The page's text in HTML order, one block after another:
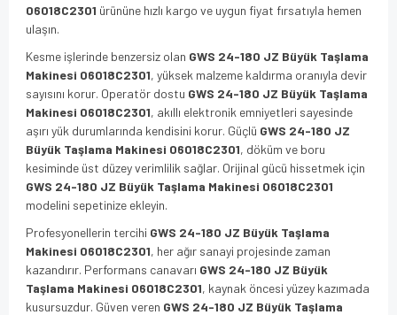
06018C2301 ürününe hızlı kargo ve uygun fiyat fırsatıyla hemen
ulaşın.
Kesme işlerinde benzersiz olan GWS 24-180 JZ Büyük Taşlama
Makinesi 06018C2301, yüksek malzeme kaldırma oranıyla devir
sayısını korur. Operatör dostu GWS 24-180 JZ Büyük Taşlama
Makinesi 06018C2301, akıllı elektronik emniyetleri sayesinde
aşırı yük durumlarında kendisini korur. Güçlü GWS 24-180 JZ
Büyük Taşlama Makinesi 06018C2301, döküm ve boru
kesiminde üst düzey verimlilik sağlar. Orijinal gücü hissetmek için
GWS 24-180 JZ Büyük Taşlama Makinesi 06018C2301
modelini sepetinize ekleyin.
Profesyonellerin tercihi GWS 24-180 JZ Büyük Taşlama
Makinesi 06018C2301, her ağır sanayi projesinde zaman
kazandırır. Performans canavarı GWS 24-180 JZ Büyük
Taşlama Makinesi 06018C2301, kaynak öncesi yüzey kazımada
kusursuzdur. Güven veren GWS 24-180 JZ Büyük Taşlama